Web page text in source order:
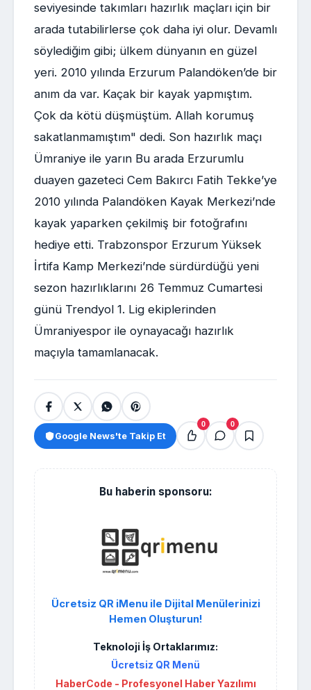
seviyesinde takımları hazırlık maçları için bir
arada tutabilirlerse çok daha iyi olur. Devamlı
söylediğim gibi; ülkem dünyanın en güzel
yeri. 2010 yılında Erzurum Palandöken’de bir
anım da var. Kaçak bir kayak yapmıştım.
Çok da kötü düşmüştüm. Allah korumuş
sakatlanmamıştım" dedi. Son hazırlık maçı
Ümraniye ile yarın Bu arada Erzurumlu
duayen gazeteci Cem Bakırcı Fatih Tekke’ye
2010 yılında Palandöken Kayak Merkezi’nde
kayak yaparken çekilmiş bir fotoğrafını
hediye etti. Trabzonspor Erzurum Yüksek
İrtifa Kamp Merkezi’nde sürdürdüğü yeni
sezon hazırlıklarını 26 Temmuz Cumartesi
günü Trendyol 1. Lig ekiplerinden
Ümraniyespor ile oynayacağı hazırlık
maçıyla tamamlanacak.
Google News'te Takip Et
0 0
Bu haberin sponsoru:
Ücretsiz QR iMenu ile Dijital Menülerinizi
Hemen Oluşturun!
Teknoloji İş Ortaklarımız:
Ücretsiz QR Menü
HaberCode - Profesyonel Haber Yazılımı